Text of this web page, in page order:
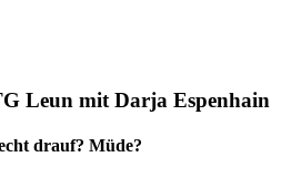
Leun mit Darja Espenhain
drauf? Müde?